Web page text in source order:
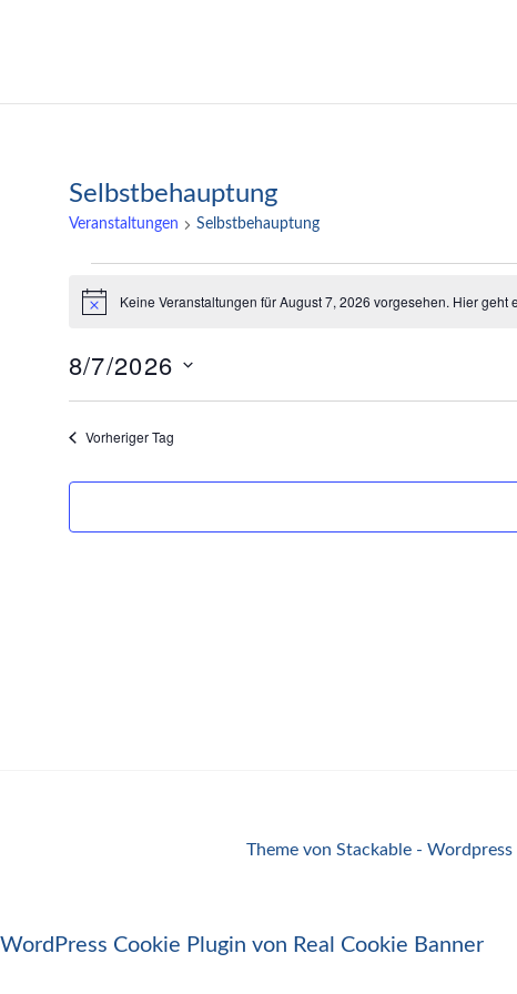
Selbstbehauptung
Veranstaltungen Selbstbehauptung
Veranstaltungen
August
7,
2026
HinweisKeine Veranstaltungen für August 7, 2026 vorgesehen. Hier geht
8/7/2026
Datum
wählen.
Vorheriger Tag
Theme von Stackable -
WordPress Cookie Plugin von Real Cookie Banner